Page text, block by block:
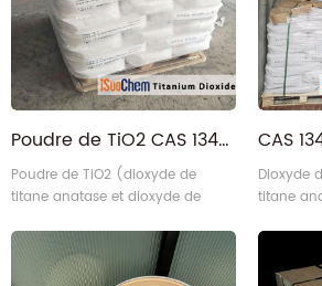
Poudre de TiO2 CAS 13463-67-8
Poudre de TiO2 (dioxyde de
titane anatase et dioxyde de
Dioxyde
titane